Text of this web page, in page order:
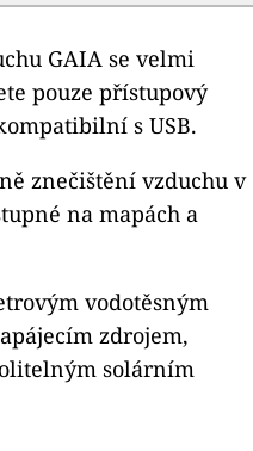
GAIA se velmi
pouze přístupový
s USB.
znečištění vzduchu v
na mapách a
vodotěsným
zdrojem,
solárním